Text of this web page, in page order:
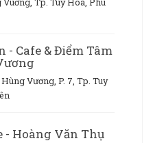
- Cafe & Điểm Tâm
Vương, P. 7, Tp. Tuy
- Hoàng Văn Thụ